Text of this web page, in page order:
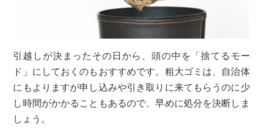
引越しが決まったその日から、頭の中を「捨てるモー
ド」にしておくのもおすすめです。粗大ゴミは、自治体
にもよりますが申し込みや引き取りに来てもらうのに少
し時間がかかることもあるので、早めに処分を決断しま
しょう。